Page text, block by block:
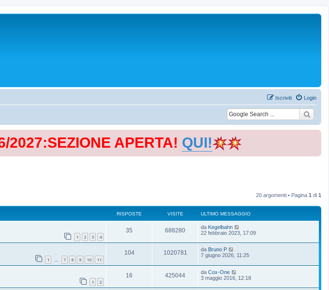
Login
Iscriviti
APERTA! QUI!
20 argomenti • Pagina 1 di 1
RISPOSTE VISITE ULTIMO MESSAGGIO
1 2 3 4
35 688280 da Kegelbahn
22 febbraio 2023, 17:09
1 … 7 8 9 10 11
104 1020781 da Bruno P
7 giugno 2026, 11:25
1 2
16 425044 da Cox-One
3 maggio 2016, 12:18